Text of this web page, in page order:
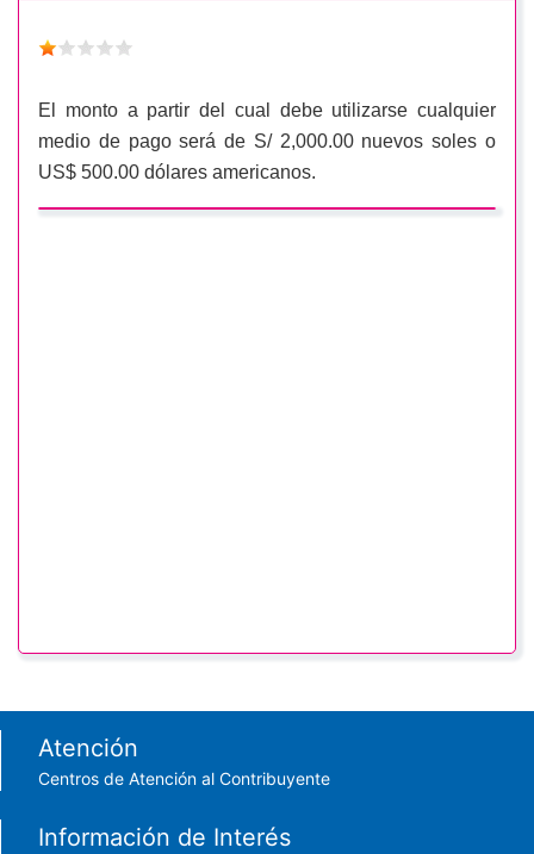
El monto a partir del cual debe utilizarse cualquier
medio de pago será de S/ 2,000.00 nuevos soles o
US$ 500.00 dólares americanos.
Footer menu
Atención
Centros de Atención al Contribuyente
Información de Interés